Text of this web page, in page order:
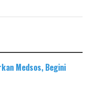
Medsos, Begini